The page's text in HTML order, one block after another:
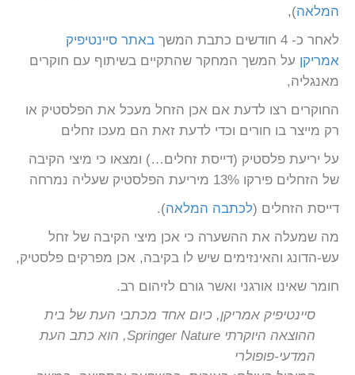
המלאה),
לאחר כ- 4 חודשים כתבת המשך
באתר סיינטיפיק
אמריקן על המשך המחקר שהתקיים בשיתוף עם חוקרים
מאנגליה,
החוקרים רצו לדעת אם אכן הזחל מעכל את הפלסטיק או
רק מייצר בו חורים וכדי לדעת זאת הם מעכו זחלים
על יריעת פלסטיק (דייסת זחלים…) ומצאו כי מיצי הקיבה
של הזחלים פירקו 13% מיריעת הפלסטיק שעליה נמרחה
דייסת הזחלים (לכתבה המלאה).
מה שמעלה את ההשערה כי אכן מיצי הקיבה של זחל
עש-הדונג והאינזימים שיש לו בקיבה, אכן מפרקים פלסטיק,
חומר שאינו אורגני ואשר גורם לזיהום רב.
סיינטיפיק אמריקן, כיום אחד מכתבי העת של בית
ההוצאה היוקרתי Springer Nature,
הוא כתב העת
המדעי-פופולרי